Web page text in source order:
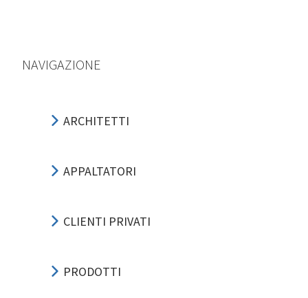
NAVIGAZIONE
ARCHITETTI
APPALTATORI
CLIENTI PRIVATI
PRODOTTI